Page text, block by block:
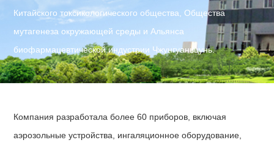
Китайского токсикологического общества, Общества
мутагенеза окружающей среды и Альянса
биофармацевтической индустрии Чжунгуаньцунь.
Компания разработала более 60 приборов, включая
аэрозольные устройства, ингаляционное оборудование,